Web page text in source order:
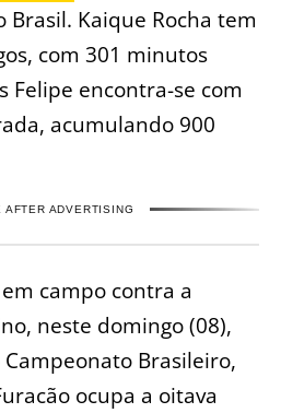
Brasil. Kaique Rocha tem
com 301 minutos
Felipe encontra-se com
acumulando 900
AFTER ADVERTISING
campo contra a
neste domingo (08),
Brasileiro,
ocupa a oitava